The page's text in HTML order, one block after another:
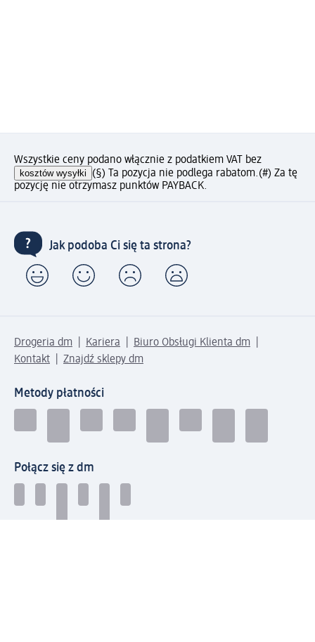
Wszystkie ceny podano włącznie z podatkiem VAT bez
kosztów wysyłki (§) Ta pozycja nie podlega rabatom.(#) Za tę
pozycję nie otrzymasz punktów PAYBACK.
Jak podoba Ci się ta strona?
Drogeria dm Kariera
Biuro Obsługi Klienta dm
Kontakt
Znajdź sklepy dm
Metody płatności
Połącz się z dm